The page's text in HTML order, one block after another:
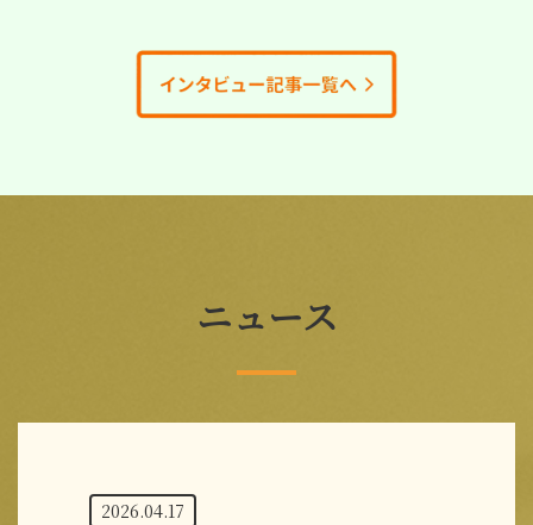
ニュース
2026.04.17